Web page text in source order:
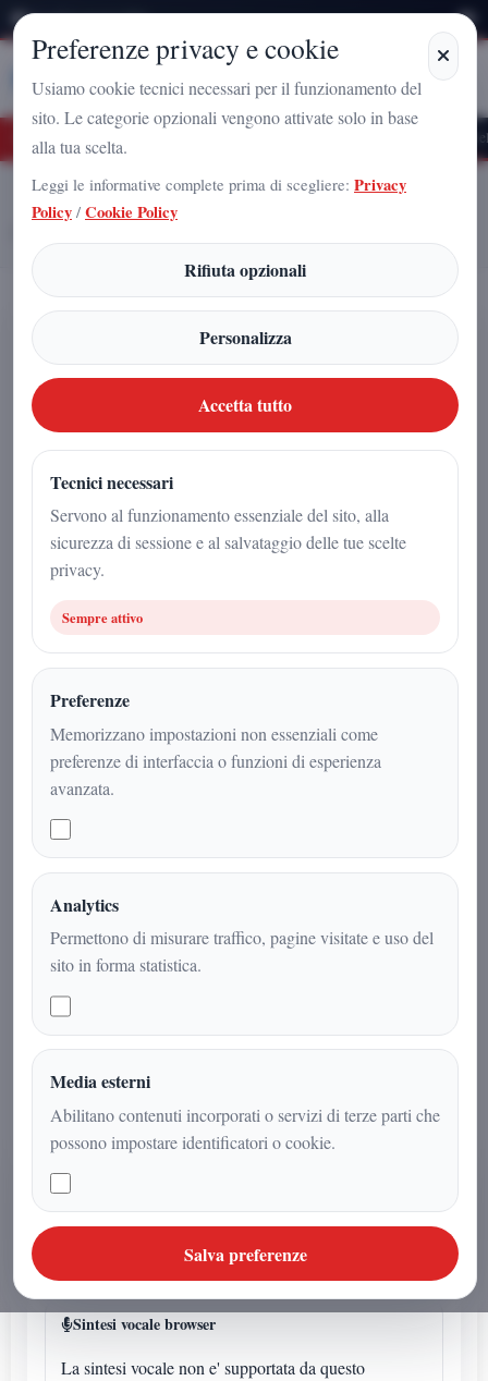
Giovedì 6 Agosto 2026
StampaCampania
Nazionale a Caserta: l'uomo che sta costruendo il radicamento del
Home
Articoli
Cardinale: grave errore sbarazzarsi di Allegri. Con tale rosa non poteva
fare di piu'
Cardinale: grave errore sbarazzarsi
di Allegri. Con tale rosa non poteva
fare di piu'
26 maggio 2026
3min | Sport
Cardinale cambia tutto, ma il vero
errore e' stato sacrificare Allegri.
Giustificati i licenziamenti a Furlani,
Tare e Moncada. Mentre il Milan ha
perso l'unico uomo che poteva reggere
il caos.
Ascolta o avvia la sintesi
lettura sintetica dal browser.
Sintesi vocale browser
La sintesi vocale non e' supportata da questo
Preferenze privacy e cookie
Usiamo cookie tecnici necessari per il funzionamento del
sito. Le categorie opzionali vengono attivate solo in base
alla tua scelta.
Leggi le informative complete prima di scegliere: Privacy
Policy / Cookie Policy
Rifiuta opzionali
Personalizza
Accetta tutto
Tecnici necessari
Servono al funzionamento essenziale del sito, alla
sicurezza di sessione e al salvataggio delle tue scelte
privacy.
Sempre attivo
Preferenze
Memorizzano impostazioni non essenziali come
preferenze di interfaccia o funzioni di esperienza
avanzata.
Analytics
Permettono di misurare traffico, pagine visitate e uso del
sito in forma statistica.
Media esterni
Abilitano contenuti incorporati o servizi di terze parti che
possono impostare identificatori o cookie.
Salva preferenze